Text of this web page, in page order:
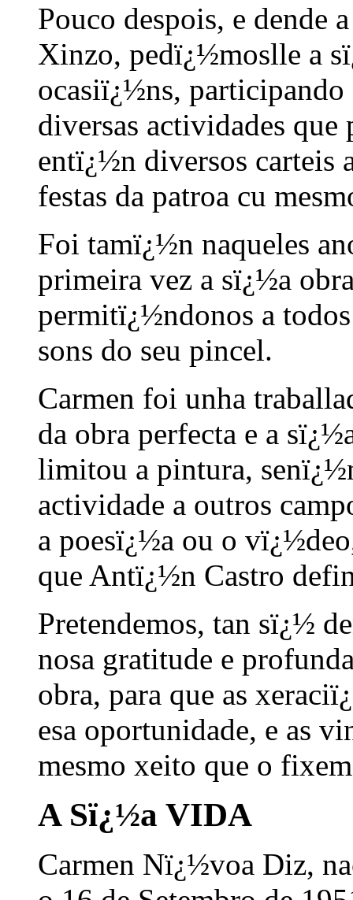
Pouco despois, e dende
Xinzo, pedï¿½moslle a
ocasiï¿½ns, participando
diversas actividades
entï¿½n diversos carteis
festas da patroa cu
Foi tamï¿½n naqueles
primeira vez a sï¿½a
permitï¿½ndonos a
sons do seu pincel.
Carmen foi unha
da obra perfecta e a
limitou a pintura,
actividade a outros
a poesï¿½a ou o
que Antï¿½n Castro
Pretendemos, tan sï¿½
nosa gratitude e
obra, para que as
esa oportunidade, e as
mesmo xeito que o
A Sï¿½a VIDA
Carmen Nï¿½voa Diz,